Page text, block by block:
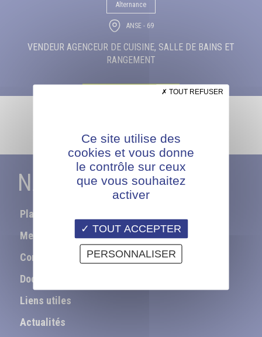
Alternance
ANSE - 69
VENDEUR AGENCEUR DE CUISINE, SALLE DE BAINS ET
RANGEMENT
NAVIGATION
Plan du site
Mentions légales
Contact
Documentation
Liens utiles
Actualités
Ce site utilise des
cookies et vous donne
le contrôle sur ceux
que vous souhaitez
activer
TOUT ACCEPTER
TOUT REFUSER
PERSONNALISER